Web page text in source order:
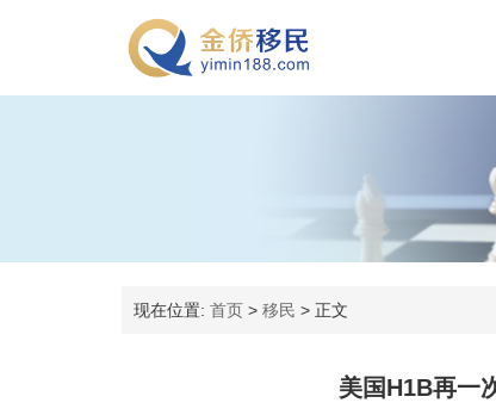
现在位置: 首页 > 移民 > 正文
美国H1B再一